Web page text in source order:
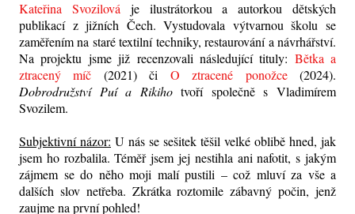
Kateřina Svozilová je ilustrátorkou a autorkou dětských
publikací z jižních Čech. Vystudovala výtvarnou školu se
zaměřením na staré textilní techniky, restaurování a návrhářství.
Na projektu jsme již recenzovali následující tituly: Bětka a
ztracený míč (2021) či O ztracené ponožce(2024).
Dobrodružství Puí a Rikihotvoří společně s Vladimírem
Svozilem.
Subjektivní názor: U nás se sešitek těšil velké oblibě hned, jak
jsem ho rozbalila. Téměř jsem jej nestihla ani nafotit, s jakým
zájmem se do něho moji malí pustili – což mluví za vše a
dalších slov netřeba. Zkrátka roztomile zábavný počin, jenž
zaujme na první pohled!